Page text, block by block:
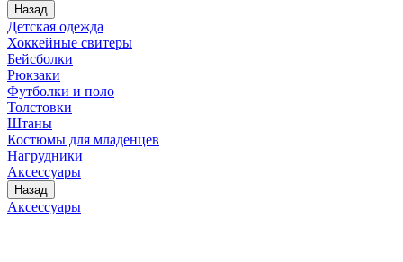
Назад
Детская одежда
Хоккейные свитеры
Бейсболки
Рюкзаки
Футболки и поло
Толстовки
Штаны
Костюмы для младенцев
Нагрудники
Аксессуары
Назад
Аксессуары